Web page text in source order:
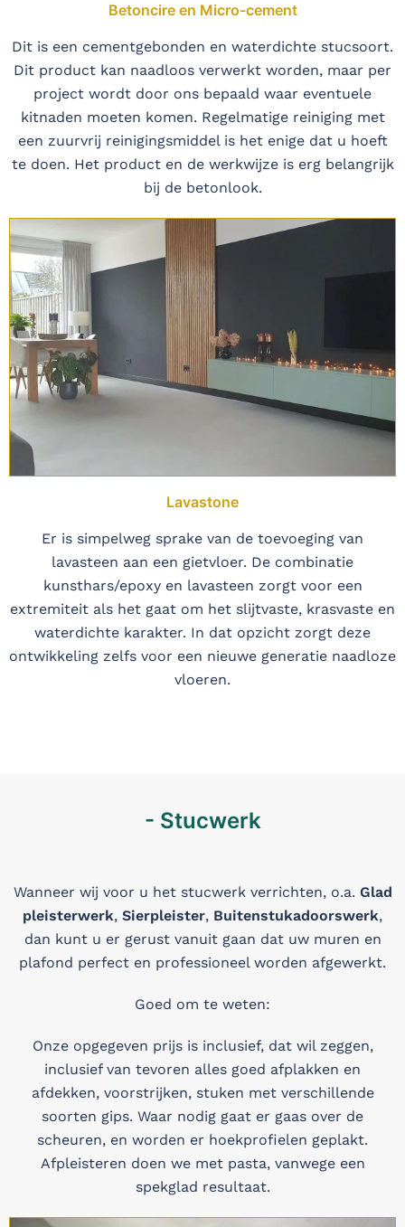
Betoncire en Micro-cement
Dit is een cementgebonden en waterdichte stucsoort.
Dit product kan naadloos verwerkt worden, maar per
project wordt door ons bepaald waar eventuele
kitnaden moeten komen. Regelmatige reiniging met
een zuurvrij reinigingsmiddel is het enige dat u hoeft
te doen. Het product en de werkwijze is erg belangrijk
bij de betonlook.
Lavastone
Er is simpelweg sprake van de toevoeging van
lavasteen aan een gietvloer. De combinatie
kunsthars/epoxy en lavasteen zorgt voor een
extremiteit als het gaat om het slijtvaste, krasvaste en
waterdichte karakter. In dat opzicht zorgt deze
ontwikkeling zelfs voor een nieuwe generatie naadloze
vloeren.
- Stucwerk
Wanneer wij voor u het stucwerk verrichten, o.a. Glad
pleisterwerk, Sierpleister, Buitenstukadoorswerk,
dan kunt u er gerust vanuit gaan dat uw muren en
plafond perfect en professioneel worden afgewerkt.
Goed om te weten:
Onze opgegeven prijs is inclusief, dat wil zeggen,
inclusief van tevoren alles goed afplakken en
afdekken, voorstrijken, stuken met verschillende
soorten gips. Waar nodig gaat er gaas over de
scheuren, en worden er hoekprofielen geplakt.
Afpleisteren doen we met pasta, vanwege een
spekglad resultaat.